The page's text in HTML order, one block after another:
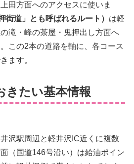
田方面へのアクセスに使いま
街道」とも呼ばれるルート） は軽
滝・峰の茶屋・鬼押出し方面へ
この2本の道路を軸に、各コース
ます。
きたい基本情報
沢駅周辺と軽井沢IC近くに複数
（国道146号沿い）は給油ポイン